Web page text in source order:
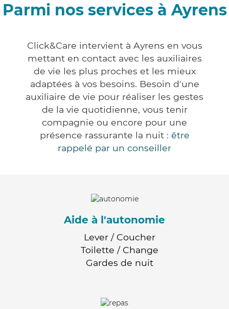
Parmi nos services à Ayrens
Click&Care intervient à Ayrens en vous
mettant en contact avec les auxiliaires
de vie les plus proches et les mieux
adaptées à vos besoins. Besoin d'une
auxiliaire de vie pour réaliser les gestes
de la vie quotidienne, vous tenir
compagnie ou encore pour une
présence rassurante la nuit : être
rappelé par un conseiller
Aide à l'autonomie
Lever / Coucher
Toilette / Change
Gardes de nuit